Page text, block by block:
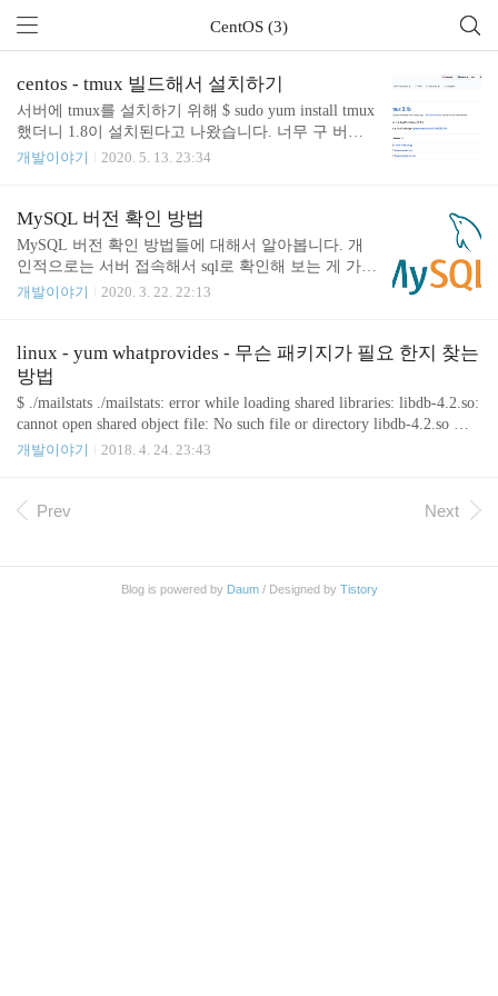
CentOS (3)
centos - tmux 빌드해서 설치하기
서버에 tmux를 설치하기 위해 $ sudo yum install tmux
했더니 1.8이 설치된다고 나왔습니다. 너무 구 버전
이라 최신 버전을 설치해 보기로 했습니다. 일단 저
ub.com/tmux/tmux/releases tmux/tmux tmux source cod
e. Contribute to tmux/tmux development by creating an
account on GitHub. github.com 현재 최신 버전은 3.1b
입니다. tmux-3.1b.tar.gz의 링크 주소를 복사하고 wge
t 커맨드를 이용해서 다운로드하였습니다. 압축을 풀
개발이야기 2020. 5. 13. 23:34
MySQL 버전 확인 방법
MySQL 버전 확인 방법들에 대해서 알아봅니다. 개
인적으로는 서버 접속해서 sql로 확인해 보는 게 가장
좋네요. 여러 다른 방법들을 정리해 보았으니 상황에
방법입니다. mysql --version이나 mysql -V로 확인하
면 됩니다. 둘 다 같습니다. $ mysql --version mysql Ve
r 14.14 Distrib 5.7.29, for Linux (x86_64) using EditLi
ne wrapper $ mysql -V mysql Ver 14.14 Distrib 5.7.29, f
or Linux (x86_64) using EditLine wrapper 다만 mysql
서버가 별도로..
개발이야기 2020. 3. 22. 22:13
linux - yum whatprovides - 무슨 패키지가 필요 한지 찾는
방법
$ ./mailstats ./mailstats: error while loading shared libraries: libdb-4.2.so:
cannot open shared object file: No such file or directory libdb-4.2.so 가
필요 하다고 함. libdb-4.2.so 를 직접 구해다가 복사 하기도 하지만 y
o 를 입력하면 어떤 패키지가 필요 한지 알려 준다. $ sudo yum whatp
개발이야기 2018. 4. 24. 23:43
Prev Next
Blog is powered by Daum/ Designed by Tistory